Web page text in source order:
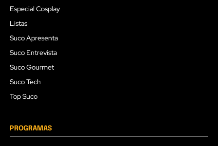
Especial Cosplay
Listas
Suco Apresenta
Suco Entrevista
Suco Gourmet
Suco Tech
Top Suco
PROGRAMAS